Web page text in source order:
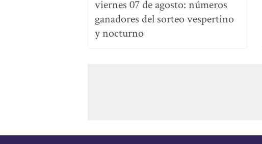
viernes 07 de agosto: números
ganadores del sorteo vespertino
y nocturno